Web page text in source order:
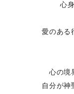
心
愛のある
心の境
自分が神